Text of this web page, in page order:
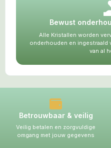
Bewust
Alle Kristallen worden
onderhouden en ingestraald
van al
Betrouwbaar & veilig
Veilig betalen en zorgvuldige
omgang met jouw gegevens